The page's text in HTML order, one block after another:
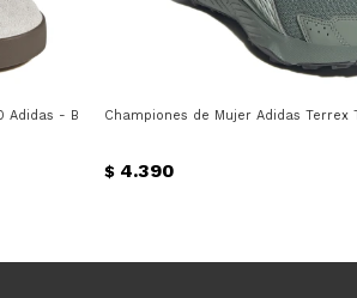
Adidas - Blanco - Negro - Gris
Championes de Mujer Adidas
$ 4.390